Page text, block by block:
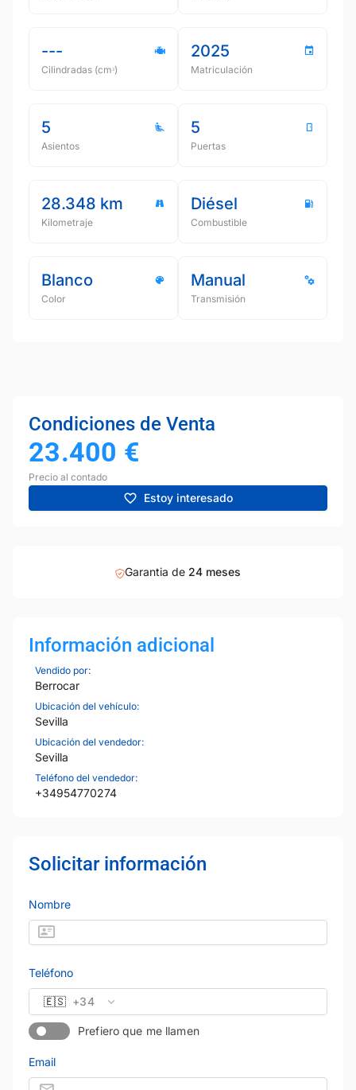
---
Cilindradas (cmᵌ)
2025
Matriculación
5
Asientos
5
Puertas
28.348 km
Kilometraje
Diésel
Combustible
Blanco
Color
Manual
Transmisión
Condiciones de Venta
23.400 €
Precio al contado
Estoy interesado
Garantia de 24 meses
Información adicional
Vendido por:
Berrocar
Ubicación del vehículo:
Sevilla
Ubicación del vendedor:
Sevilla
Teléfono del vendedor:
+34954770274
Solicitar información
Nombre
Teléfono
🇪🇸 +34
Prefiero que me llamen
Email